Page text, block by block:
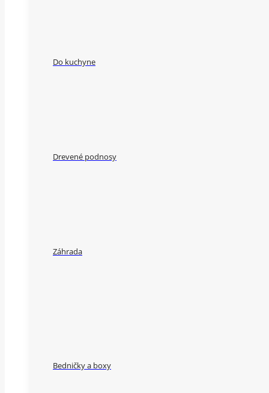
Do kuchyne
Drevené podnosy
Záhrada
Bedničky a boxy